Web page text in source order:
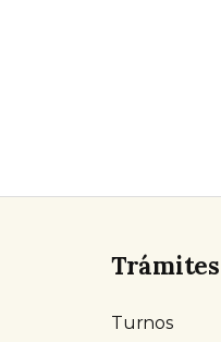
Trámites
Turnos